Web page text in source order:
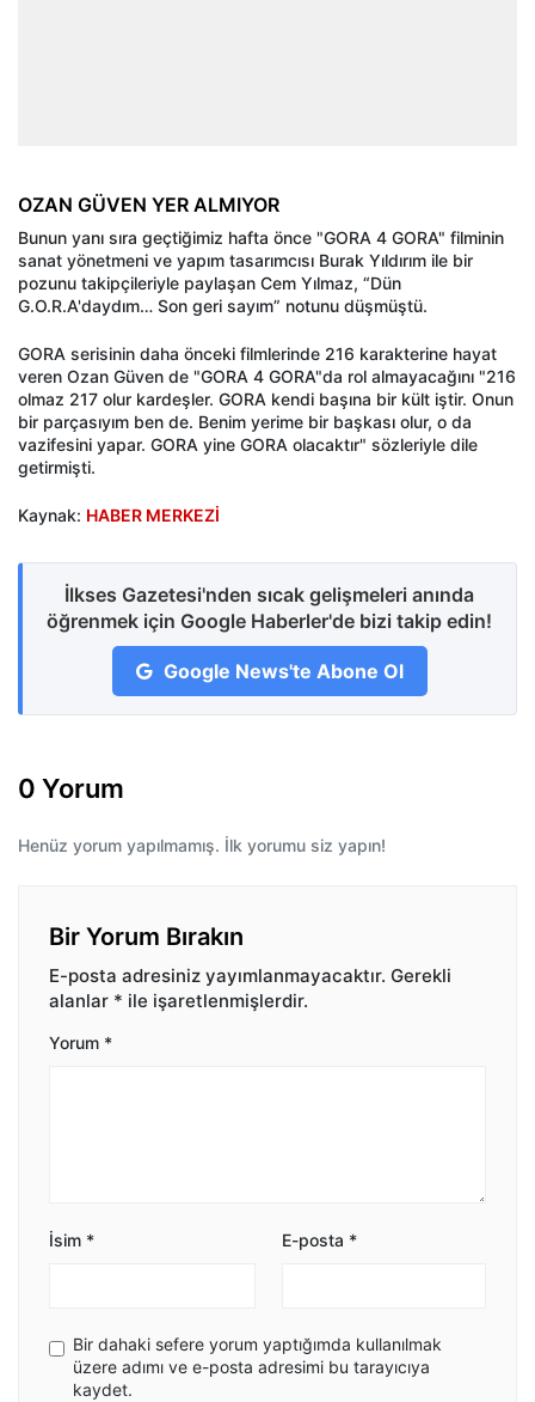
OZAN GÜVEN YER ALMIYOR
Bunun yanı sıra geçtiğimiz hafta önce "GORA 4 GORA" filminin
sanat yönetmeni ve yapım tasarımcısı Burak Yıldırım ile bir
pozunu takipçileriyle paylaşan Cem Yılmaz, “Dün
G.O.R.A'daydım… Son geri sayım” notunu düşmüştü.
GORA serisinin daha önceki filmlerinde 216 karakterine hayat
veren Ozan Güven de "GORA 4 GORA"da rol almayacağını "216
olmaz 217 olur kardeşler. GORA kendi başına bir kült iştir. Onun
bir parçasıyım ben de. Benim yerime bir başkası olur, o da
vazifesini yapar. GORA yine GORA olacaktır" sözleriyle dile
getirmişti.
Kaynak: HABER MERKEZİ
İlkses Gazetesi'nden sıcak gelişmeleri anında
öğrenmek için Google Haberler'de bizi takip edin!
Google News'te Abone Ol
0 Yorum
Henüz yorum yapılmamış. İlk yorumu siz yapın!
Bir Yorum Bırakın
E-posta adresiniz yayımlanmayacaktır. Gerekli
alanlar * ile işaretlenmişlerdir.
Yorum *
İsim * E-posta *
Bir dahaki sefere yorum yaptığımda kullanılmak
üzere adımı ve e-posta adresimi bu tarayıcıya
kaydet.